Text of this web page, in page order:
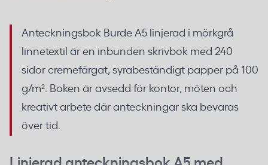
Anteckningsbok Burde A5 linjerad i mörkgrå
linnetextil är en inbunden skrivbok med 240
sidor cremefärgat, syrabeständigt papper på 100
g/m². Boken är avsedd för kontor, möten och
kreativt arbete där anteckningar ska bevaras
över tid.